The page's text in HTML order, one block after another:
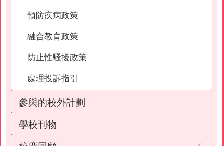
預防疾病政策
融合教育政策
防止性騷擾政策
處理投訴指引
參與的校外計劃
學校刊物